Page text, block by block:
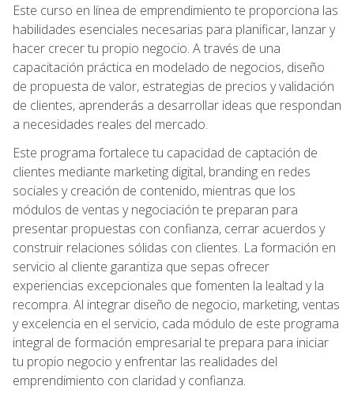
Este curso en línea de emprendimiento te proporciona las
habilidades esenciales necesarias para planificar, lanzar y
hacer crecer tu propio negocio. A través de una
capacitación práctica en modelado de negocios, diseño
de propuesta de valor, estrategias de precios y validación
de clientes, aprenderás a desarrollar ideas que respondan
a necesidades reales del mercado.
Este programa fortalece tu capacidad de captación de
clientes mediante marketing digital, branding en redes
sociales y creación de contenido, mientras que los
módulos de ventas y negociación te preparan para
presentar propuestas con confianza, cerrar acuerdos y
construir relaciones sólidas con clientes. La formación en
servicio al cliente garantiza que sepas ofrecer
experiencias excepcionales que fomenten la lealtad y la
recompra. Al integrar diseño de negocio, marketing, ventas
y excelencia en el servicio, cada módulo de este programa
integral de formación empresarial te prepara para iniciar
tu propio negocio y enfrentar las realidades del
emprendimiento con claridad y confianza.